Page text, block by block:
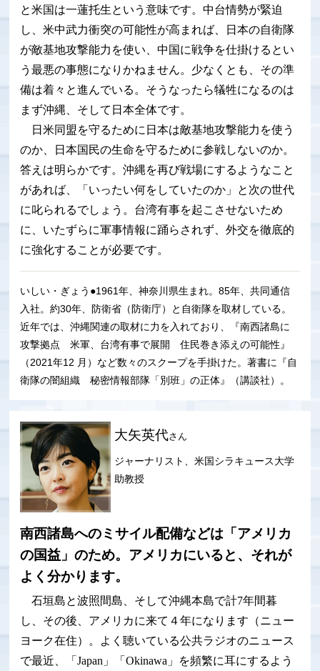
と米国は一蓮托生という意味です。中台情勢が緊迫
し、米中武力衝突の可能性が高まれば、日本の自衛隊
が敵基地攻撃能力を使い、中国に戦争を仕掛けるとい
う最悪の事態になりかねません。少なくとも、その準
備は着々と進んでいる。そうなったら犠牲になるのは
まず沖縄、そして日本全体です。
日米同盟を守るために日本は敵基地攻撃能力を使う
のか、日本国民の生命を守るために参戦しないのか。
答えは明らかです。沖縄を再び戦場にするようなこと
があれば、「いったい何をしていたのか」と次の世代
に叱られるでしょう。台湾有事を起こさせないため
に、いたずらに軍事情報に踊らされず、外交を徹底的
に強化することが必要です。
いしい・ぎょう●1961年、神奈川県生まれ。85年、共同通信
入社。約30年、防衛省（防衛庁）と自衛隊を取材している。
近年では、沖縄関連の取材に力を入れており、『南西諸島に
攻撃拠点 米軍、台湾有事で展開 住民巻き添えの可能性』
（2021年12 月）など数々のスクープを手掛けた。著書に『自
衛隊の闇組織 秘密情報部隊「別班」の正体』（講談社）。
大矢英代さん
ジャーナリスト、米国シラキュース大学
助教授
南西諸島へのミサイル配備などは「アメリカ
の国益」のため。アメリカにいると、それが
よく分かります。
石垣島と波照間島、そして沖縄本島で計7年間暮
し、その後、アメリカに来て４年になります（ニュー
ヨーク在住）。よく聴いている公共ラジオのニュース
で最近、「Japan」「Okinawa」を頻繁に耳にするよう